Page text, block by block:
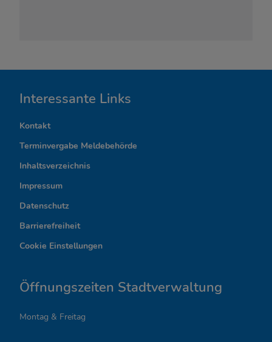
I
n
t
e
r
e
s
a
t
Interessante Links
Kontakt
Terminvergabe Meldebehörde
Inhaltsverzeichnis
Impressum
Datenschutz
Barrierefreiheit
Cookie Einstellungen
Öffnungszeiten Stadtverwaltung
Montag & Freitag